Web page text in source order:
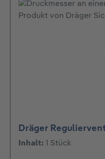
Dräger
Inhalt: 1 Stück